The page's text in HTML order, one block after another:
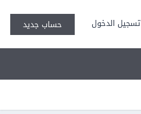
تسجيل الدخول حساب جديد